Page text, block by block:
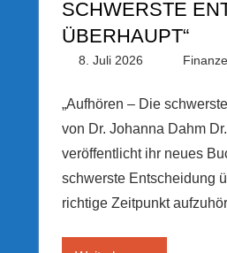
SCHWERSTE
ÜBERHAUPT“
8. Juli 2026
„Aufhören – Die
von Dr. Johanna Dahm
veröffentlicht ihr neues
schwerste Entscheidung
richtige Zeitpunkt